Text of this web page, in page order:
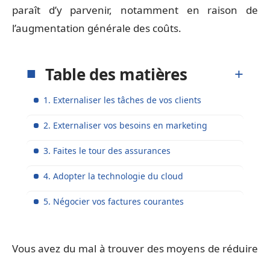
paraît d’y parvenir, notamment en raison de
l’augmentation générale des coûts.
Table des matières
1. Externaliser les tâches de vos clients
2. Externaliser vos besoins en marketing
3. Faites le tour des assurances
4. Adopter la technologie du cloud
5. Négocier vos factures courantes
Vous avez du mal à trouver des moyens de réduire